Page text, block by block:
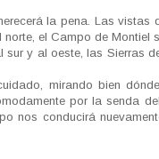
la pena. Las vistas
norte, el Campo de Montiel
sur y al oeste, las Sierras
mirando bien
por la senda
nos conducirá